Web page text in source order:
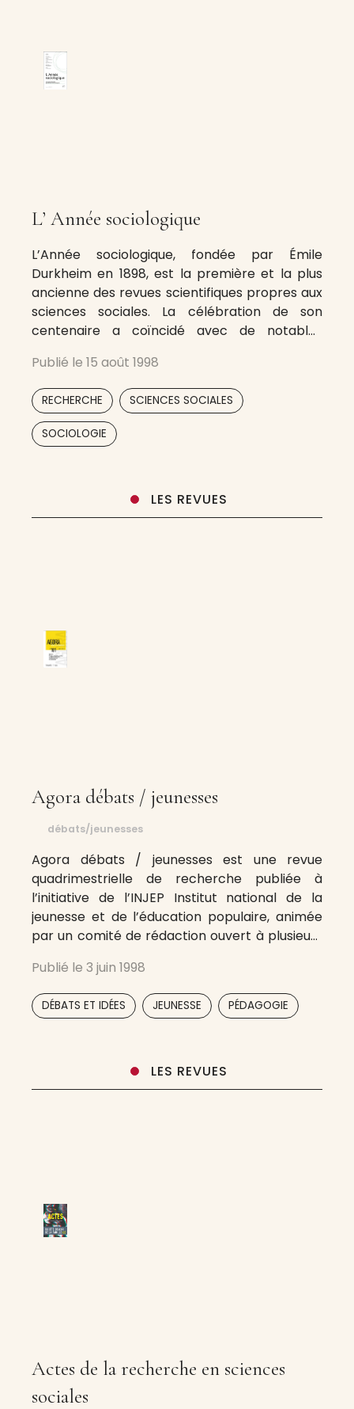
L’ Année sociologique
L’Année sociologique, fondée par Émile
Durkheim en 1898, est la première et la plus
ancienne des revues scientifiques propres aux
sciences sociales. La célébration de son
centenaire a coïncidé avec de notables
périodicité semestrielle. L’Année sociologique
est désormais mieux en prise sur les évolutions
que connait ce domaine du
Publié le 15 août 1998
RECHERCHE SCIENCES SOCIALES
SOCIOLOGIE
LES REVUES
Agora débats / jeunesses
débats/jeunesses
Agora débats / jeunesses est une revue
quadrimestrielle de recherche publiée à
l’initiative de l’INJEP Institut national de la
jeunesse et de l’éducation populaire, animée
par un comité de rédaction ouvert à plusieurs
d’universitaires et d’experts. La revue, au
travers d’articles de recherche, entend
approfondir la connaissance sur les jeunes,
Publié le 3 juin 1998
DÉBATS ET IDÉES JEUNESSE PÉDAGOGIE
LES REVUES
Actes de la recherche en sciences
sociales